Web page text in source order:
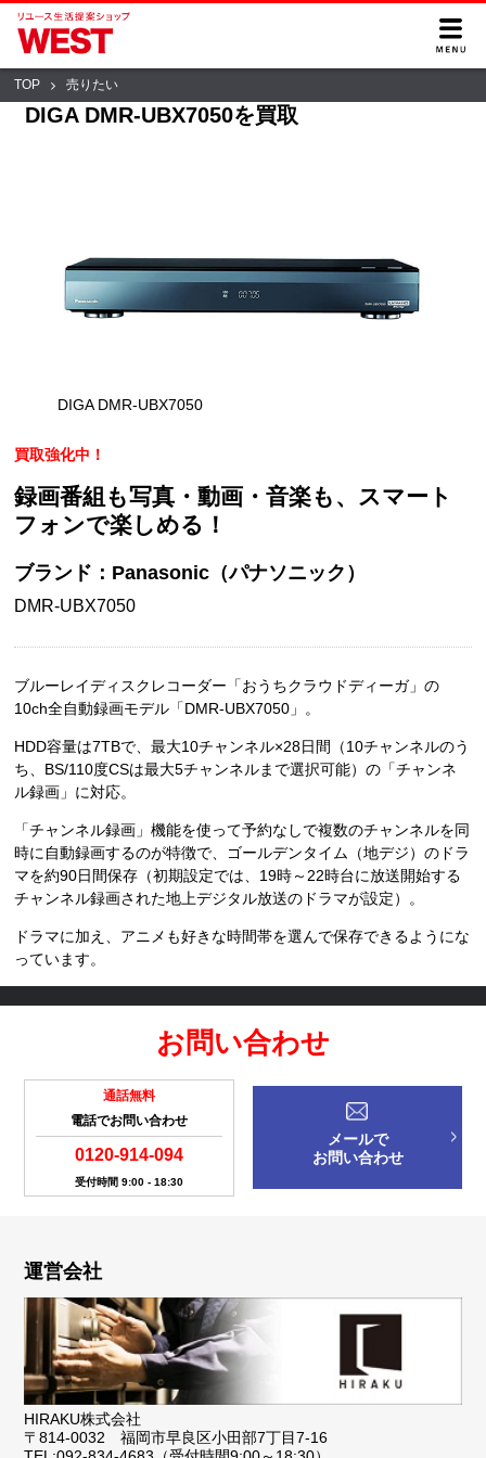
TOP 売りたい
DIGA DMR-UBX7050を買取
DIGA DMR-UBX7050
買取強化中！
録画番組も写真・動画・音楽も、スマート
フォンで楽しめる！
ブランド：Panasonic（パナソニック）
DMR-UBX7050
ブルーレイディスクレコーダー「おうちクラウドディーガ」の
10ch全自動録画モデル「DMR-UBX7050」。
HDD容量は7TBで、最大10チャンネル×28日間（10チャンネルのう
ち、BS/110度CSは最大5チャンネルまで選択可能）の「チャンネ
ル録画」に対応。
「チャンネル録画」機能を使って予約なしで複数のチャンネルを同
時に自動録画するのが特徴で、ゴールデンタイム（地デジ）のドラ
マを約90日間保存（初期設定では、19時～22時台に放送開始する
チャンネル録画された地上デジタル放送のドラマが設定）。
ドラマに加え、アニメも好きな時間帯を選んで保存できるようにな
っています。
お問い合わせ
通話無料
電話でお問い合わせ
0120-914-094
受付時間 9:00 - 18:30
メールで
お問い合わせ
運営会社
HIRAKU株式会社
〒814-0032 福岡市早良区小田部7丁目7-16